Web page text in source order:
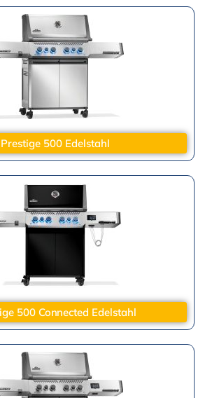
Prestige 500 Edelstahl
500 Connected Edelstahl